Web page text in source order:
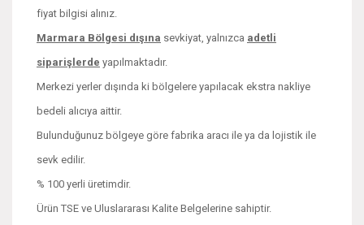
fiyat bilgisi alınız.
Marmara Bölgesi dışına sevkiyat, yalnızca adetli
siparişlerde yapılmaktadır.
Merkezi yerler dışında ki bölgelere yapılacak ekstra nakliye
bedeli alıcıya aittir.
Bulunduğunuz bölgeye göre fabrika aracı ile ya da lojistik ile
sevk edilir.
% 100 yerli üretimdir.
Ürün TSE ve Uluslararası Kalite Belgelerine sahiptir.